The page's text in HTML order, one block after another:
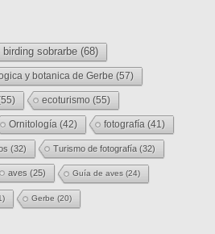
birding sobrarbe(68)
y botanica de Gerbe (57)
ecoturismo (55)
Ornitología (42) fotografía (41)
(32) Turismo de fotografía(32)
aves (25) Guía de aves(24)
Gerbe (20)